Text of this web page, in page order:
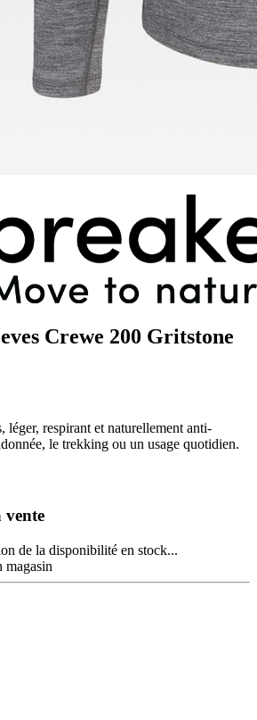
Crewe 200 Gritstone
léger, respirant et naturellement anti-
le trekking ou un usage quotidien.
vente
de la disponibilité en stock...
magasin